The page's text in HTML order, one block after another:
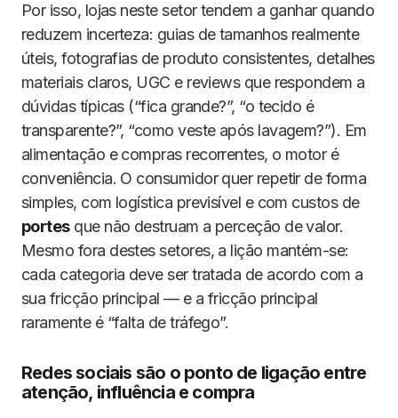
Por isso, lojas neste setor tendem a ganhar quando
reduzem incerteza: guias de tamanhos realmente
úteis, fotografias de produto consistentes, detalhes
materiais claros, UGC e reviews que respondem a
dúvidas típicas (“fica grande?”, “o tecido é
transparente?”, “como veste após lavagem?”). Em
alimentação e compras recorrentes, o motor é
conveniência. O consumidor quer repetir de forma
simples, com logística previsível e com custos de
portesque não destruam a perceção de valor.
Mesmo fora destes setores, a lição mantém-se:
cada categoria deve ser tratada de acordo com a
sua fricção principal — e a fricção principal
raramente é “falta de tráfego”.
Redes sociais são o ponto de ligação entre
atenção, influência e compra